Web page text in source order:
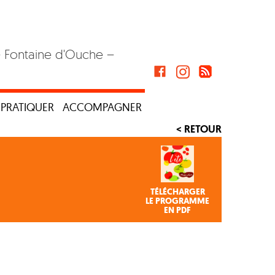
d'Ouche –
PRATIQUER ACCOMPAGNER
< RETOUR
TÉLÉCHARGER
LE PROGRAMME
EN PDF